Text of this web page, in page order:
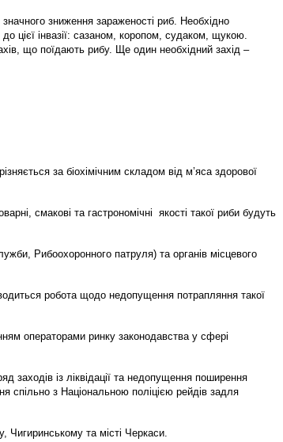
зниження зараженості риб. Необхідно
цієї інвазії: сазаном, коропом, судаком, щукою.
що поїдають рибу. Ще один необхідний захід –
за біохімічним складом від м’яса здорової
смакові та гастрономічні якості такої риби будуть
Рибоохоронного патруля) та органів місцевого
робота щодо недопущення потрапляння такої
операторами ринку законодавства у сфері
заходів із ліквідації та недопущення поширення
спільно з Національною поліцією рейдів задля
Чигиринському та місті Черкаси.